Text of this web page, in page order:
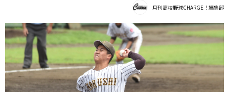
月刊高校野球CHARGE！編集部